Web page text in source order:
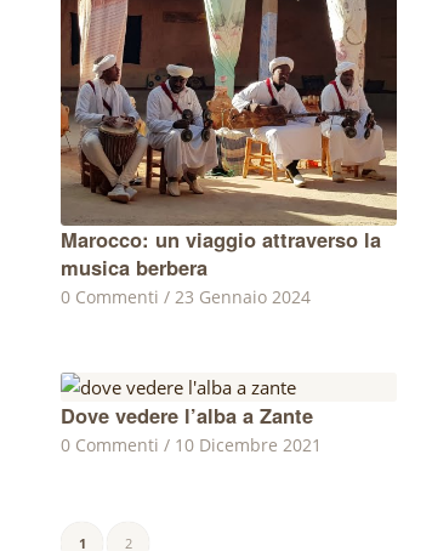
Marocco: un viaggio attraverso la
musica berbera
0 Commenti / 23 Gennaio 2024
Dove vedere l’alba a Zante
0 Commenti / 10 Dicembre 2021
1 2